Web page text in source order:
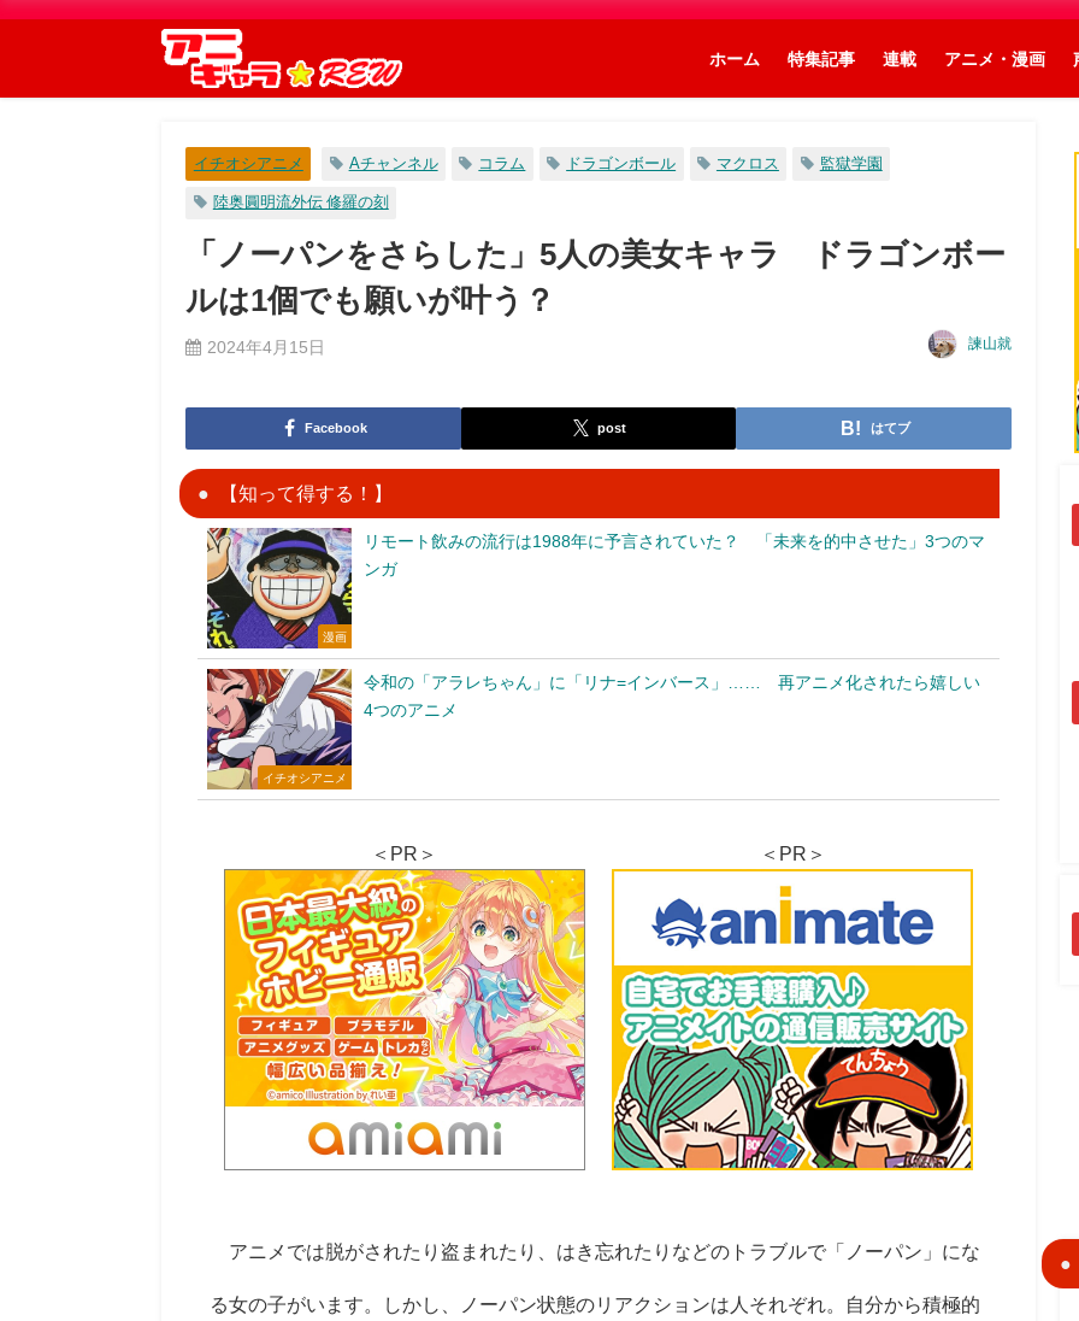
ホーム 特集記事 連載 アニメ・漫画
イチオシアニメ Aチャンネル コラム ドラゴンボール マクロス 監獄学園
陸奥圓明流外伝 修羅の刻
「ノーパンをさらした」5人の美女キャラ ドラゴンボー
ルは1個でも願いが叶う？
2024年4月15日 諫山就
Facebook post はてブ
【知って得する！】
漫画
リモート飲みの流行は1988年に予言されていた？ 「未来を的中させた」3つのマ
ンガ
イチオシアニメ
令和の「アラレちゃん」に「リナ=インバース」…… 再アニメ化されたら嬉しい
4つのアニメ
＜PR＞ ＜PR＞
アニメでは脱がされたり盗まれたり、はき忘れたりなどのトラブルで「ノーパン」にな
る女の子がいます。しかし、ノーパン状態のリアクションは人それぞれ。自分から積極的